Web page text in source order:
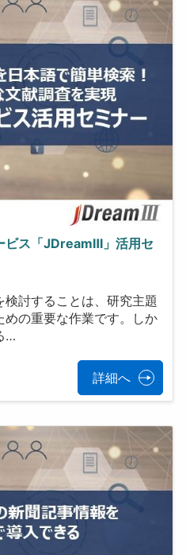
ビス「JDreamⅢ」活用セ
討することは、研究主題
の重要な作業です。しか
…
詳細へ